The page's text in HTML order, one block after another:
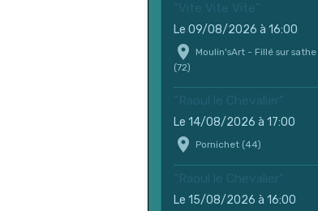
"Vite Vite Vite"
Le 09/08/2026 à 16:00
Moulin'sArt - Fillé sur sathe
(72)
"Raoul le Chevalier"
Le 14/08/2026 à 17:00
Pornichet (44)
"Raoul le Chevalier"
Le 15/08/2026 à 16:00